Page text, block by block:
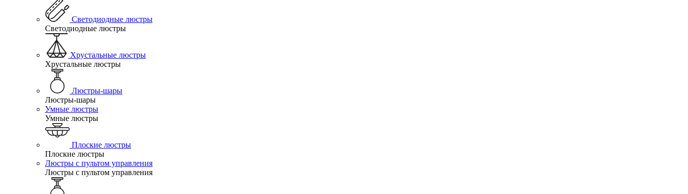
Светодиодные люстры
Светодиодные люстры
Хрустальные люстры
Хрустальные люстры
Люстры-шары
Люстры-шары
Умные люстры
Умные люстры
Плоские люстры
Плоские люстры
Люстры с пультом управления
Люстры с пультом управления